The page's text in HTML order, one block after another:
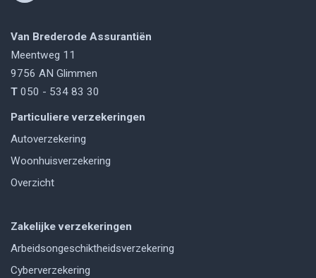
Van Brederode Assurantiën
Meentweg 11
9756 AN Glimmen
T 050 - 534 83 30
Particuliere verzekeringen
Autoverzekering
Woonhuisverzekering
Overzicht
Zakelijke verzekeringen
Arbeidsongeschiktheidsverzekering
Cyberverzekering